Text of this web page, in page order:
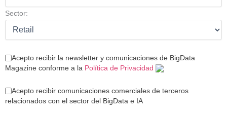
Sector:
Acepto recibir la newsletter y comunicaciones de BigData
Magazine conforme a la Política de Privacidad
Acepto recibir comunicaciones comerciales de terceros
relacionados con el sector del BigData e IA